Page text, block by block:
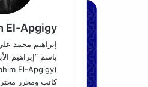
El-Apgigy
إبراهيم محمد
باسم “إبراهيم
كاتب ومحرر